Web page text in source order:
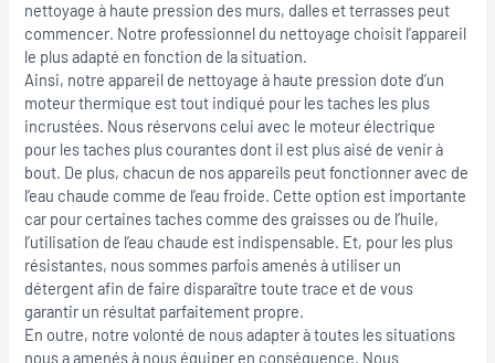
nettoyage à haute pression des murs, dalles et terrasses peut
commencer. Notre professionnel du nettoyage choisit l’appareil
le plus adapté en fonction de la situation.
Ainsi, notre appareil de nettoyage à haute pression dote d’un
moteur thermique est tout indiqué pour les taches les plus
incrustées. Nous réservons celui avec le moteur électrique
pour les taches plus courantes dont il est plus aisé de venir à
bout. De plus, chacun de nos appareils peut fonctionner avec de
l’eau chaude comme de l’eau froide. Cette option est importante
car pour certaines taches comme des graisses ou de l’huile,
l’utilisation de l’eau chaude est indispensable. Et, pour les plus
résistantes, nous sommes parfois amenés à utiliser un
détergent afin de faire disparaître toute trace et de vous
garantir un résultat parfaitement propre.
En outre, notre volonté de nous adapter à toutes les situations
nous a amenés à nous équiper en conséquence. Nous